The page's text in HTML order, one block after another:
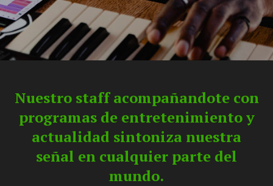
Nuestro staff acompañandote con
programas de entretenimiento y
actualidad sintoniza nuestra
señal en cualquier parte del
mundo.